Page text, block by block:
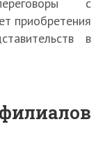
с
приобретения
в